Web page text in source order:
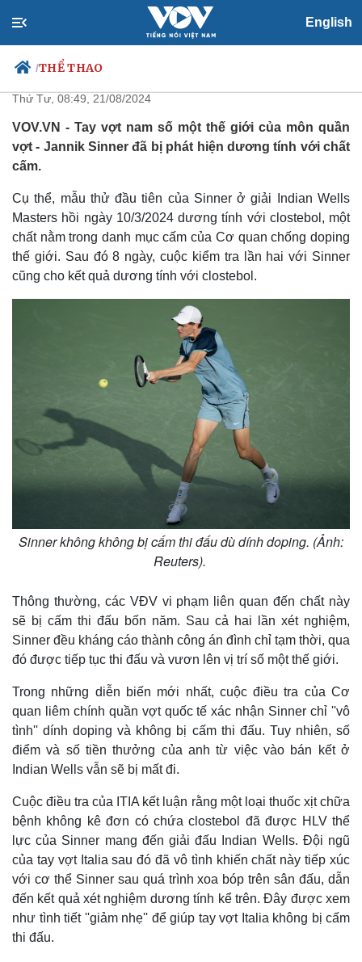
English
/THỂ THAO
Chính trị
Đảng
Tổ chức nhân sự
Quốc hội
Nhận diện sự thật
Xã hội
Dự báo thời tiết
Dấu ấn VOV
Việc làm
Biển đảo
Thế giới
Quan sát
Hồ sơ
Multimedia
Video
E-Magazine
Infographic
VĐV số một thế giới môn quần
vợt dính doping
Thứ Tư, 08:49, 21/08/2024
VOV.VN - Tay vợt nam số một thế giới của môn quần
vợt - Jannik Sinner đã bị phát hiện dương tính với chất
cấm.
Cụ thể, mẫu thử đầu tiên của Sinner ở giải Indian Wells
Masters hồi ngày 10/3/2024 dương tính với clostebol, một
chất nằm trong danh mục cấm của Cơ quan chống doping
thế giới. Sau đó 8 ngày, cuộc kiểm tra lần hai với Sinner
cũng cho kết quả dương tính với clostebol.
Sinner không không bị cấm thi đấu dù dính doping. (Ảnh:
Reuters).
Thông thường, các VĐV vi phạm liên quan đến chất này
sẽ bị cấm thi đấu bốn năm. Sau cả hai lần xét nghiệm,
Sinner đều kháng cáo thành công án đình chỉ tạm thời, qua
đó được tiếp tục thi đấu và vươn lên vị trí số một thế giới.
Trong những diễn biến mới nhất, cuộc điều tra của Cơ
quan liêm chính quần vợt quốc tế xác nhận Sinner chỉ ''vô
tình'' dính doping và không bị cấm thi đấu. Tuy nhiên, số
điểm và số tiền thưởng của anh từ việc vào bán kết ở
Indian Wells vẫn sẽ bị mất đi.
Cuộc điều tra của ITIA kết luận rằng một loại thuốc xịt chữa
bệnh không kê đơn có chứa clostebol đã được HLV thể
lực của Sinner mang đến giải đấu Indian Wells. Đội ngũ
của tay vợt Italia sau đó đã vô tình khiến chất này tiếp xúc
với cơ thể Sinner sau quá trình xoa bóp trên sân đấu, dẫn
đến kết quả xét nghiệm dương tính kể trên. Đây được xem
như tình tiết ''giảm nhẹ'' để giúp tay vợt Italia không bị cấm
thi đấu.